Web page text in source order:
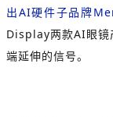
出AI硬件子品牌
Display两款AI眼镜
端延伸的信号。